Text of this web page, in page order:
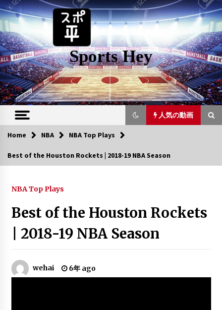
Skip
to
content
Sports Hey
人気の動画
人気の動画
James Harden 2019 Mix – “Going
Bad, KOD & Ric Flair Drip”
Stephen Curry Top 10 Plays of Career
Home NBA NBA Top Plays
Best of the Houston Rockets | 2018-19 NBA Season
NBA Top Plays
Best of the Houston Rockets
| 2018-19 NBA Season
wehai 6年 ago